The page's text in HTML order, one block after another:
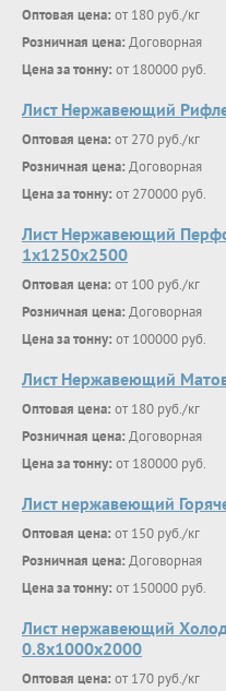
Оптовая цена: от 180 руб./кг
Розничная цена: Договорная
Цена за тонну: от 180000 руб.
Лист Нержавеющий
Оптовая цена: от 270 руб./кг
Розничная цена: Договорная
Цена за тонну: от 270000 руб.
Лист Нержавеющий
1х1250х2500
Оптовая цена: от 100 руб./кг
Розничная цена: Договорная
Цена за тонну: от 100000 руб.
Лист Нержавеющий
Оптовая цена: от 180 руб./кг
Розничная цена: Договорная
Цена за тонну: от 180000 руб.
Лист нержавеющий
Оптовая цена: от 150 руб./кг
Розничная цена: Договорная
Цена за тонну: от 150000 руб.
Лист нержавеющий
0.8х1000х2000
Оптовая цена: от 170 руб./кг